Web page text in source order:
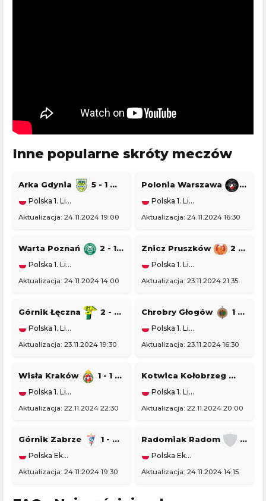
Inne popularne skróty meczów
Arka Gdynia 5 - 1 Stal Stalowa Wola
Polska 1. Liga
Aktualizacja: 24.11.2024 19:00
Polonia Warszawa 1 - 0
Polska 1. Liga
Aktualizacja: 24.11.2024 16:30
Warta Poznań 2 - 1 Pogoń Siedlce
Polska 1. Liga
Aktualizacja: 24.11.2024 14:00
Znicz Pruszków 2 - 2
Polska 1. Liga
Aktualizacja: 23.11.2024 21:35
Górnik Łęczna 2 - 2 GKS Tychy
Polska 1. Liga
Aktualizacja: 23.11.2024 19:30
Chrobry Głogów 1 - 1
Polska 1. Liga
Aktualizacja: 23.11.2024 16:30
Wisła Kraków 1 - 1 Stal Rzeszów
Polska 1. Liga
Aktualizacja: 22.11.2024 22:30
Kotwica Kołobrzeg
Polska 1. Liga
Aktualizacja: 22.11.2024 20:00
Górnik Zabrze 1 - 0 Piast Gliwice
Polska Ekstraklasa
Aktualizacja: 24.11.2024 19:30
Radomiak Radom 1 - 2
Polska Ekstraklasa
Aktualizacja: 24.11.2024 14:15